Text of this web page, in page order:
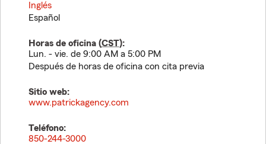
Inglés
Español
Horas de oficina (CST):
Lun. - vie. de 9:00 AM a 5:00 PM
Después de horas de oficina con cita previa
Sitio web:
www.patrickagency.com
Teléfono:
850-244-3000